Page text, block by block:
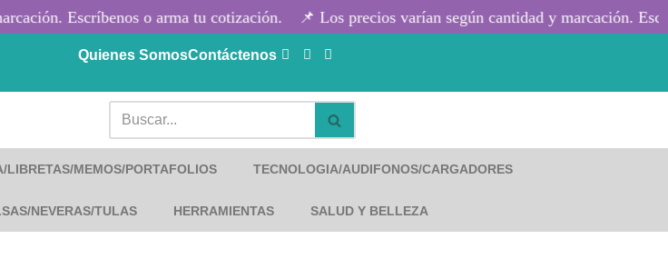
Escríbenos o arma tu cotización. 📌 Los precios varían según cantidad y marcación.
Quienes SomosContáctenos
LIBRETAS/MEMOS/PORTAFOLIOS TECNOLOGIA/AUDIFONOS/CARGADORES
NEVERAS/TULAS HERRAMIENTAS SALUD Y BELLEZA